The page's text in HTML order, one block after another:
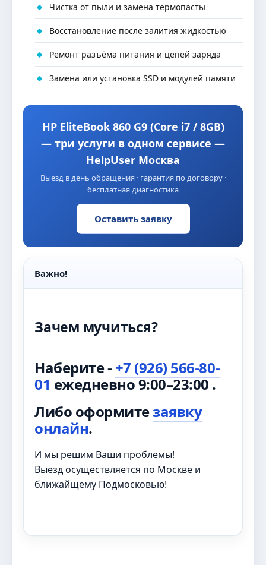
Чистка от пыли и замена термопасты
Восстановление после залития жидкостью
Ремонт разъёма питания и цепей заряда
Замена или установка SSD и модулей памяти
HP EliteBook 860 G9 (Core i7 / 8GB)
— три услуги в одном сервисе —
HelpUser Москва
Выезд в день обращения · гарантия по договору ·
бесплатная диагностика
Оставить заявку
Важно!
Зачем мучиться?
Наберите - +7 (926) 566-80-
01 ежедневно 9:00–23:00 .
Либо оформитезаявку
онлайн.
И мы решим Ваши проблемы!
Выезд осуществляется по Москве и
ближайщему Подмосковью!